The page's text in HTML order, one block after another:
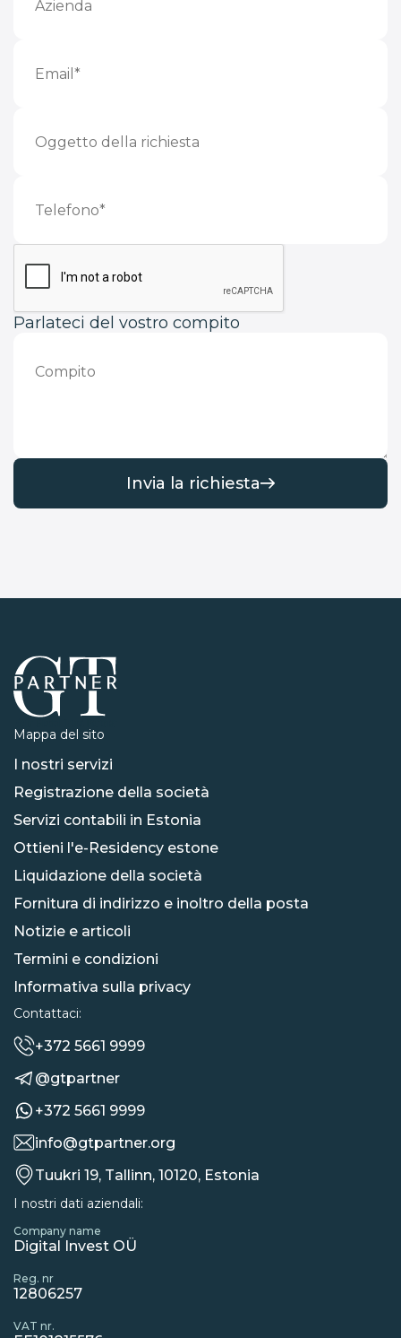
Parlateci del vostro compito
Invia la richiesta
Mappa del sito
I nostri servizi
Registrazione della società
Servizi contabili in Estonia
Ottieni l'e-Residency estone
Liquidazione della società
Fornitura di indirizzo e inoltro della posta
Notizie e articoli
Termini e condizioni
Informativa sulla privacy
Contattaci:
+372 5661 9999
@gtpartner
+372 5661 9999
info@gtpartner.org
Tuukri 19, Tallinn, 10120, Estonia
I nostri dati aziendali:
Company name
Digital Invest OÜ
Reg. nr
12806257
VAT nr.